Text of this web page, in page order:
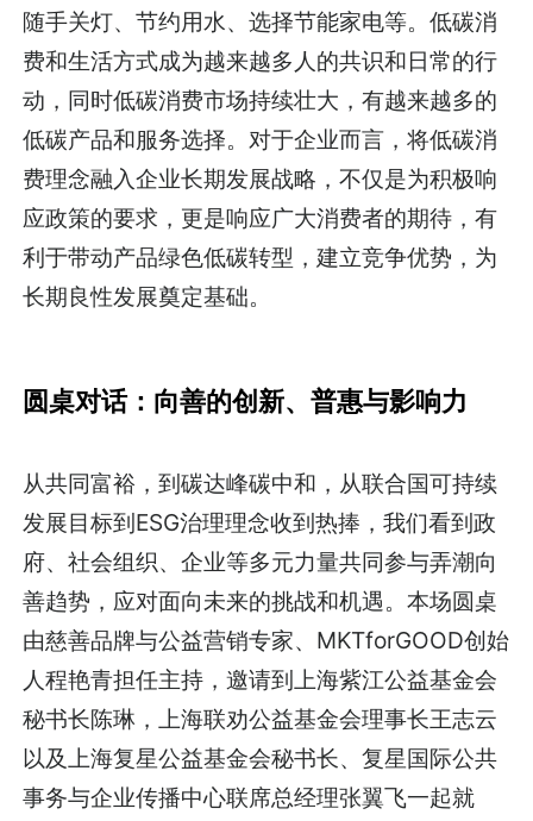
随手关灯、节约用水、选择节能家电等。低碳消
费和生活方式成为越来越多人的共识和日常的行
动，同时低碳消费市场持续壮大，有越来越多的
低碳产品和服务选择。对于企业而言，将低碳消
费理念融入企业长期发展战略，不仅是为积极响
应政策的要求，更是响应广大消费者的期待，有
利于带动产品绿色低碳转型，建立竞争优势，为
长期良性发展奠定基础。
圆桌对话：向善的创新、普惠与影响力
从共同富裕，到碳达峰碳中和，从联合国可持续
发展目标到ESG治理理念收到热捧，我们看到政
府、社会组织、企业等多元力量共同参与弄潮向
善趋势，应对面向未来的挑战和机遇。本场圆桌
由慈善品牌与公益营销专家、MKTforGOOD创始
人程艳青担任主持，邀请到上海紫江公益基金会
秘书长陈琳，上海联劝公益基金会理事长王志云
以及上海复星公益基金会秘书长、复星国际公共
事务与企业传播中心联席总经理张翼飞一起就